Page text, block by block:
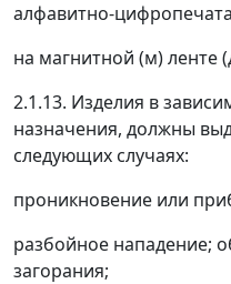
алфавитно-
на магнитной (м) ленте
2.1.13. Изделия в
назначения, должны
следующих случаях:
проникновение или
разбойное нападение;
загорания;